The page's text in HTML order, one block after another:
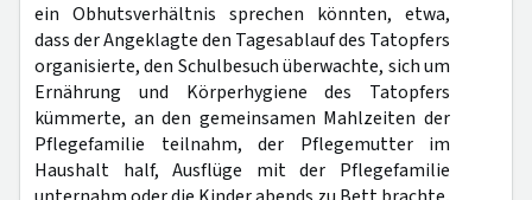
ein Obhutsverhältnis sprechen könnten, etwa,
dass der Angeklagte den Tagesablauf des Tatopfers
organisierte, den Schulbesuch überwachte, sich um
Ernährung und Körperhygiene des Tatopfers
kümmerte, an den gemeinsamen Mahlzeiten der
Pflegefamilie teilnahm, der Pflegemutter im
Haushalt half, Ausflüge mit der Pflegefamilie